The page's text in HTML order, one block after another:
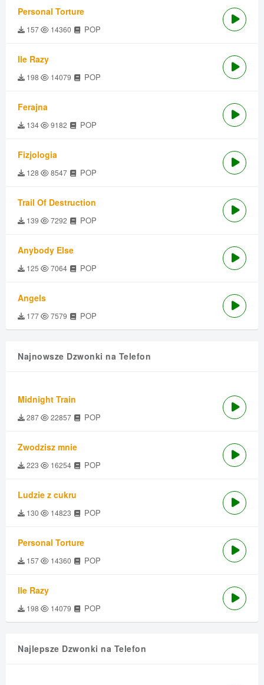
Personal Torture
157 14360 POP
Ile Razy
198 14079 POP
Ferajna
134 9182 POP
Fizjologia
128 8547 POP
Trail Of Destruction
139 7292 POP
Anybody Else
125 7064 POP
Angels
177 7579 POP
Najnowsze Dzwonki na Telefon
Midnight Train
287 22857 POP
Zwodzisz mnie
223 16254 POP
Ludzie z cukru
130 14823 POP
Personal Torture
157 14360 POP
Ile Razy
198 14079 POP
Najlepsze Dzwonki na Telefon